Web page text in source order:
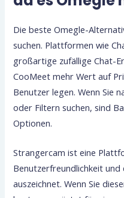
Die beste Omegle-
suchen. Plattformen wie
großartige zufällige Chat-
CooMeet mehr Wert auf
Benutzer legen. Wenn Sie
oder Filtern suchen, sind
Optionen.
Strangercam ist eine
Benutzerfreundlichkeit
auszeichnet. Wenn Sie